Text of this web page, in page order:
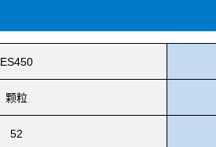
ES450
颗粒
52